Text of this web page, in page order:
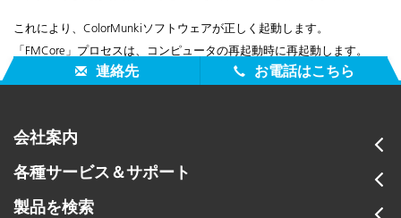
これにより、ColorMunkiソフトウェアが正しく起動します。
「FMCore」プロセスは、コンピュータの再起動時に再起動します。
連絡先 お電話はこちら
会社案内
各種サービス＆サポート
製品を検索